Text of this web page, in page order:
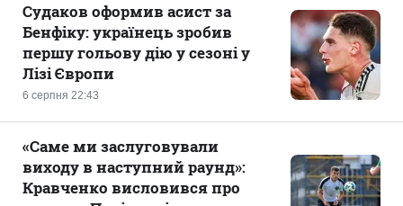
6 серпня 22:43
Судаков оформив асист за
Бенфіку: українець зробив
першу гольову дію у сезоні у
Лізі Європи
«Саме ми заслуговували
виходу в наступний раунд»:
Кравченко висловився про